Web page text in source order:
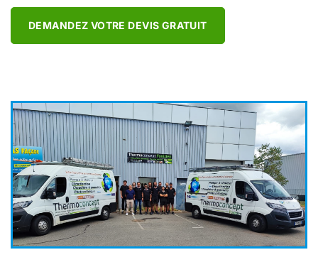
DEMANDEZ VOTRE DEVIS GRATUIT